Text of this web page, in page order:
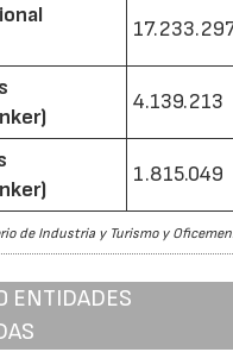
4.139.213
1.815.049
de Industria y Turismo y
ENTIDADES